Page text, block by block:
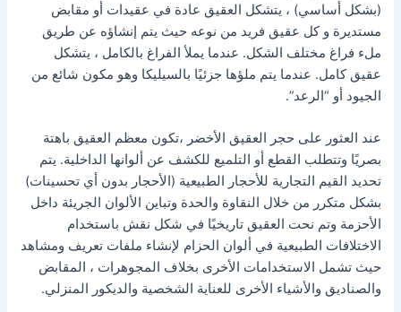
(بشكل أساسي) ، يتشكل العقيق عادة في عقيدات أو مقابض
مستديرة و كل عقيق فريد من نوعه حيث يتم إنشاؤه عن طريق
ملء فراغ مختلف الشكل. عندما يملأ الفراغ بالكامل ، يتشكل
عقيق كامل. عندما يتم ملؤها جزئيًا بالسيليكا وهو مكون شائع من
الجيود أو “الرعد”.
عند العثور على حجر العقيق الأخضر ،تكون معظم العقيق باهتة
بصريًا وتتطلب القطع أو التلميع للكشف عن ألوانها الداخلية. يتم
تحديد القيم التجارية للأحجار الطبيعية (الأحجار بدون أي تحسينات)
بشكل متكرر من خلال النقاوة والحدة وتباين الألوان الجريئة داخل
الأحزمة وتم نحت العقيق تاريخيًا في شكل نقش باستخدام
الاختلافات الطبيعية في ألوان الحزام لإنشاء ملفات تعريف ومشاهد
حيث تشمل الاستخدامات الأخرى بخلاف المجوهرات ، المقابض
والصناديق والأشياء الأخرى للعناية الشخصية والديكور المنزلي.